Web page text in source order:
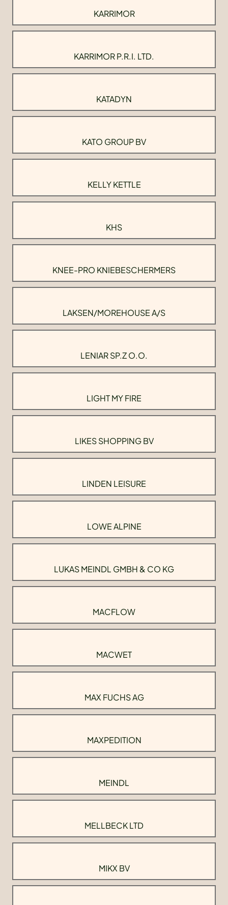
KARRIMOR
KARRIMOR P.R.I. LTD.
KATADYN
KATO GROUP BV
KELLY KETTLE
KHS
KNEE-PRO KNIEBESCHERMERS
LAKSEN/MOREHOUSE A/S
LENIAR SP.Z O.O.
LIGHT MY FIRE
LIKES SHOPPING BV
LINDEN LEISURE
LOWE ALPINE
LUKAS MEINDL GMBH & CO KG
MACFLOW
MACWET
MAX FUCHS AG
MAXPEDITION
MEINDL
MELLBECK LTD
MIKX BV